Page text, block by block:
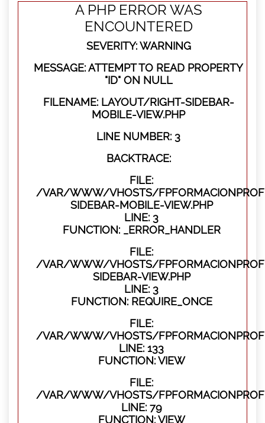
A PHP ERROR WAS
ENCOUNTERED
SEVERITY: WARNING
MESSAGE: ATTEMPT TO READ PROPERTY
"ID" ON NULL
FILENAME: LAYOUT/RIGHT-SIDEBAR-
MOBILE-VIEW.PHP
LINE NUMBER: 3
BACKTRACE:
FILE:
/VAR/WWW/VHOSTS/
SIDEBAR-MOBILE-VIEW.PHP
LINE: 3
FUNCTION: _ERROR_HANDLER
FILE:
/VAR/WWW/VHOSTS/
SIDEBAR-VIEW.PHP
LINE: 3
FUNCTION: REQUIRE_ONCE
FILE:
/VAR/WWW/VHOSTS/
LINE: 133
FUNCTION: VIEW
FILE:
/VAR/WWW/VHOSTS/
LINE: 79
FUNCTION: VIEW